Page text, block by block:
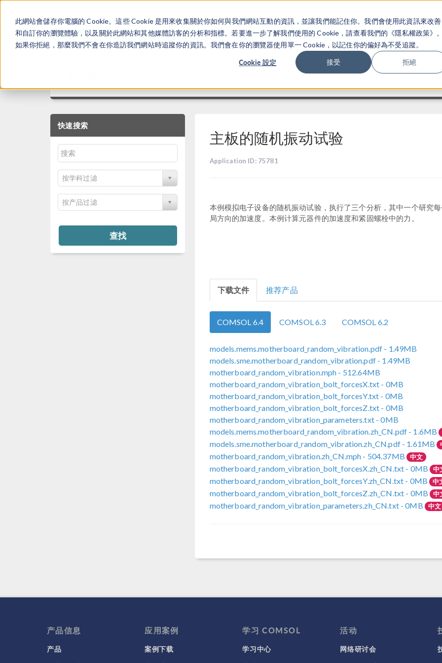
此網站會儲存你電腦的 Cookie。這些 Cookie 是用來收集關於你如何與我們網站互動的資訊，並讓我們能記住你。我們會使用此資訊來改善
和自訂你的瀏覽體驗，以及關於此網站和其他媒體訪客的分析和指標。若要進一步了解我們使用的 Cookie，請查看我們的《隱私權政策》
如果你拒絕，那麼我們不會在你造訪我們網站時追蹤你的資訊。我們會在你的瀏覽器使用單一 Cookie，以記住你的偏好為不受追蹤。
Cookie 設定 接受 拒絕
产品 行业应用
快速搜索
按学科过滤
按产品过滤
查找
主板的随机振动试验
Application ID: 75781
本例模拟电子设备的随机振动试验，执行了三个分析，其中一个研究
局方向的加速度。本例计算元器件的加速度和紧固螺栓中的力。
下载文件 推荐产品
COMSOL 6.4 COMSOL 6.3 COMSOL 6.2
models.mems.motherboard_random_vibration.pdf - 1.49MB
models.sme.motherboard_random_vibration.pdf- 1.49MB
motherboard_random_vibration.mph - 512.64MB
motherboard_random_vibration_bolt_forcesX.txt - 0MB
motherboard_random_vibration_bolt_forcesY.txt - 0MB
motherboard_random_vibration_bolt_forcesZ.txt - 0MB
motherboard_random_vibration_parameters.txt- 0MB
models.mems.motherboard_random_vibration.zh_CN.pdf - 1.6MB
models.sme.motherboard_random_vibration.zh_CN.pdf- 1.61MB
motherboard_random_vibration.zh_CN.mph - 504.37MB 中文
motherboard_random_vibration_bolt_forcesX.zh_CN.txt - 0MB 中
motherboard_random_vibration_bolt_forcesY.zh_CN.txt - 0MB 中
motherboard_random_vibration_bolt_forcesZ.zh_CN.txt - 0MB 中
motherboard_random_vibration_parameters.zh_CN.txt- 0MB 中文
产品信息
产品
应用案例
案例下载
学习 COMSOL
学习中心
活动
网络研讨会